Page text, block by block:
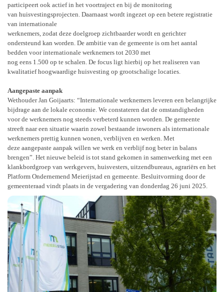
participeert ook actief in het voortraject en bij de monitoring
van huisvestingsprojecten. Daarnaast wordt ingezet op een betere registratie
van internationale
werknemers, zodat deze doelgroep zichtbaarder wordt en gerichter
ondersteund kan worden. De ambitie van de gemeente is om het aantal
bedden voor internationale werknemers tot 2030 met
nog eens 1.500 op te schalen. De focus ligt hierbij op het realiseren van
kwalitatief hoogwaardige huisvesting op grootschalige locaties.
Aangepaste aanpak
Wethouder Jan Goijaarts: “Internationale werknemers leveren een belangrijke
bijdrage aan de lokale economie. We constateren dat de omstandigheden
voor de werknemers nog steeds verbeterd kunnen worden. De gemeente
streeft naar een situatie waarin zowel bestaande inwoners als internationale
werknemers prettig kunnen wonen, verblijven en werken. Met
deze aangepaste aanpak willen we werk en verblijf nog beter in balans
brengen”. Het nieuwe beleid is tot stand gekomen in samenwerking met een
klankbordgroep van werkgevers, huisvesters, uitzendbureaus, agrariërs en het
Platform Ondernemend Meierijstad en gemeente. Besluitvorming door de
gemeenteraad vindt plaats in de vergadering van donderdag 26 juni 2025.